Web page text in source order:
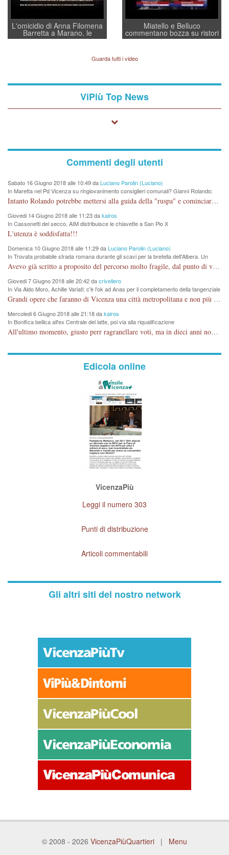
L'omicidio di Anna Filomena
Barretta a Marano, le
indagini dei carabinieri di
quelle di... Barbara D'Urso
Miatello e Belluco
commentano bozza su ristori
BPVi e Veneto Banca
Guarda tutti i video
ViPiù Top News
Commenti degli utenti
Sabato 16 Giugno 2018 alle 10:49 daLuciano Parolin (Luciano)
In Maretta nel Pd Vicenza su ringiovanimento consiglieri comunali? Gianni Rolando:
"non mi dimetto". Angelo Tonello: "va bene così"
Intanto Rolando potrebbe mettersi alla guida della "ruspa" e cominciare a scavare l'acqua alle Maddalene, con tanti Auguri di Acque Vicentine, magari deviando il percorso della Bretella. Amen.
Giovedi 14 Giugno 2018 alle 11:23 dakairos
In Cassonetti del secco, AIM distribuisce le chiavette a San Pio X
L'utenza è soddisfatta!!!
Domenica 10 Giugno 2018 alle 11:29 daLuciano Parolin (Luciano)
In Trovata probabile strada romana durante gli scavi per la bretella dell'Albera. Un
nuovo stop?
Avevo già scritto a proposito del percorso molto fragile, dal punto di vista archeologico. La zona è sicuramente ricca di testimonianze religiose, con insediamenti abitativi, vedi l'acquedotto romano di Lobbia. Spero, che risorgive della Seriola, non subiscano danni.
Giovedi 7 Giugno 2018 alle 20:42 dacrivellero
In Via Aldo Moro, Achille Variati: c'è l'ok ad Anas per il completamento della tangenziale
Grandi opere che faranno di Vicenza una città metropolitana e non più provinciale soffocata dal rumore dal traffico e smog concentrato in 6 vie cittadine. complimenti
Mercoledi 6 Giugno 2018 alle 21:18 dakairos
In Bonifica bellica all'ex Centrale del latte, poi via alla riqualificazione
All'ultimo momento, giusto perr ragranellare voti, ma in dieci anni non si poteva fare prima?
Edicola online
VicenzaPiù
Leggi il numero 303
Punti di distribuzione
Articoli commentabili
Gli altri siti del nostro network
© 2008 - 2026 VicenzaPiùQuartieri | Menu